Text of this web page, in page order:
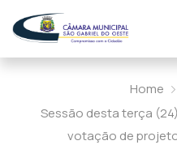
Home
Sessão desta terça
votação de